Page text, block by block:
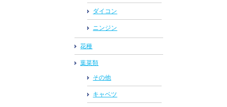
ダイコン
ニンジン
花種
葉菜類
その他
キャベツ